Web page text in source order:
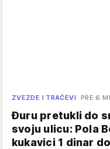
ZVEZDE I TRAČEVI PRE 6
Đuru pretukli do
svoju ulicu: Pola
kukavici 1 dinar